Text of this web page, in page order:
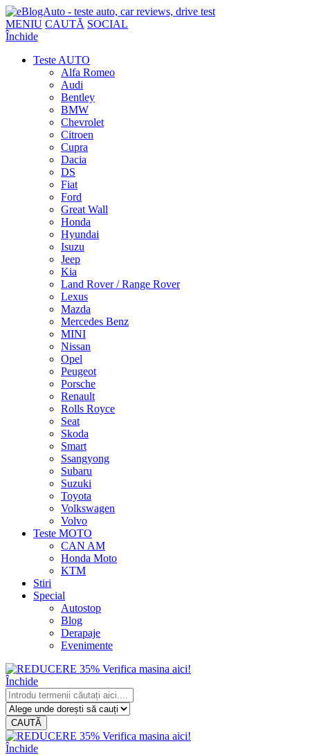
MENIU CAUTĂ SOCIAL
Închide
Teste AUTO
Alfa Romeo
Audi
Bentley
BMW
Chevrolet
Citroen
Cupra
Dacia
DS
Fiat
Ford
Great Wall
Honda
Hyundai
Isuzu
Jeep
Kia
Land Rover / Range Rover
Lexus
Mazda
Mercedes Benz
MINI
Nissan
Opel
Peugeot
Porsche
Renault
Rolls Royce
Seat
Skoda
Smart
Ssangyong
Subaru
Suzuki
Toyota
Volkswagen
Volvo
Teste MOTO
CAN AM
Honda Moto
KTM
Stiri
Special
Autostop
Blog
Derapaje
Evenimente
Închide
CAUTĂ
Închide